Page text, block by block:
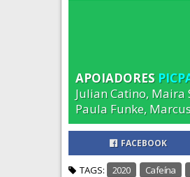
APOIADORES
Julian Catino, Maira
Paula Funke,
FACEBOOK
TAGS: 2020 Cafeína